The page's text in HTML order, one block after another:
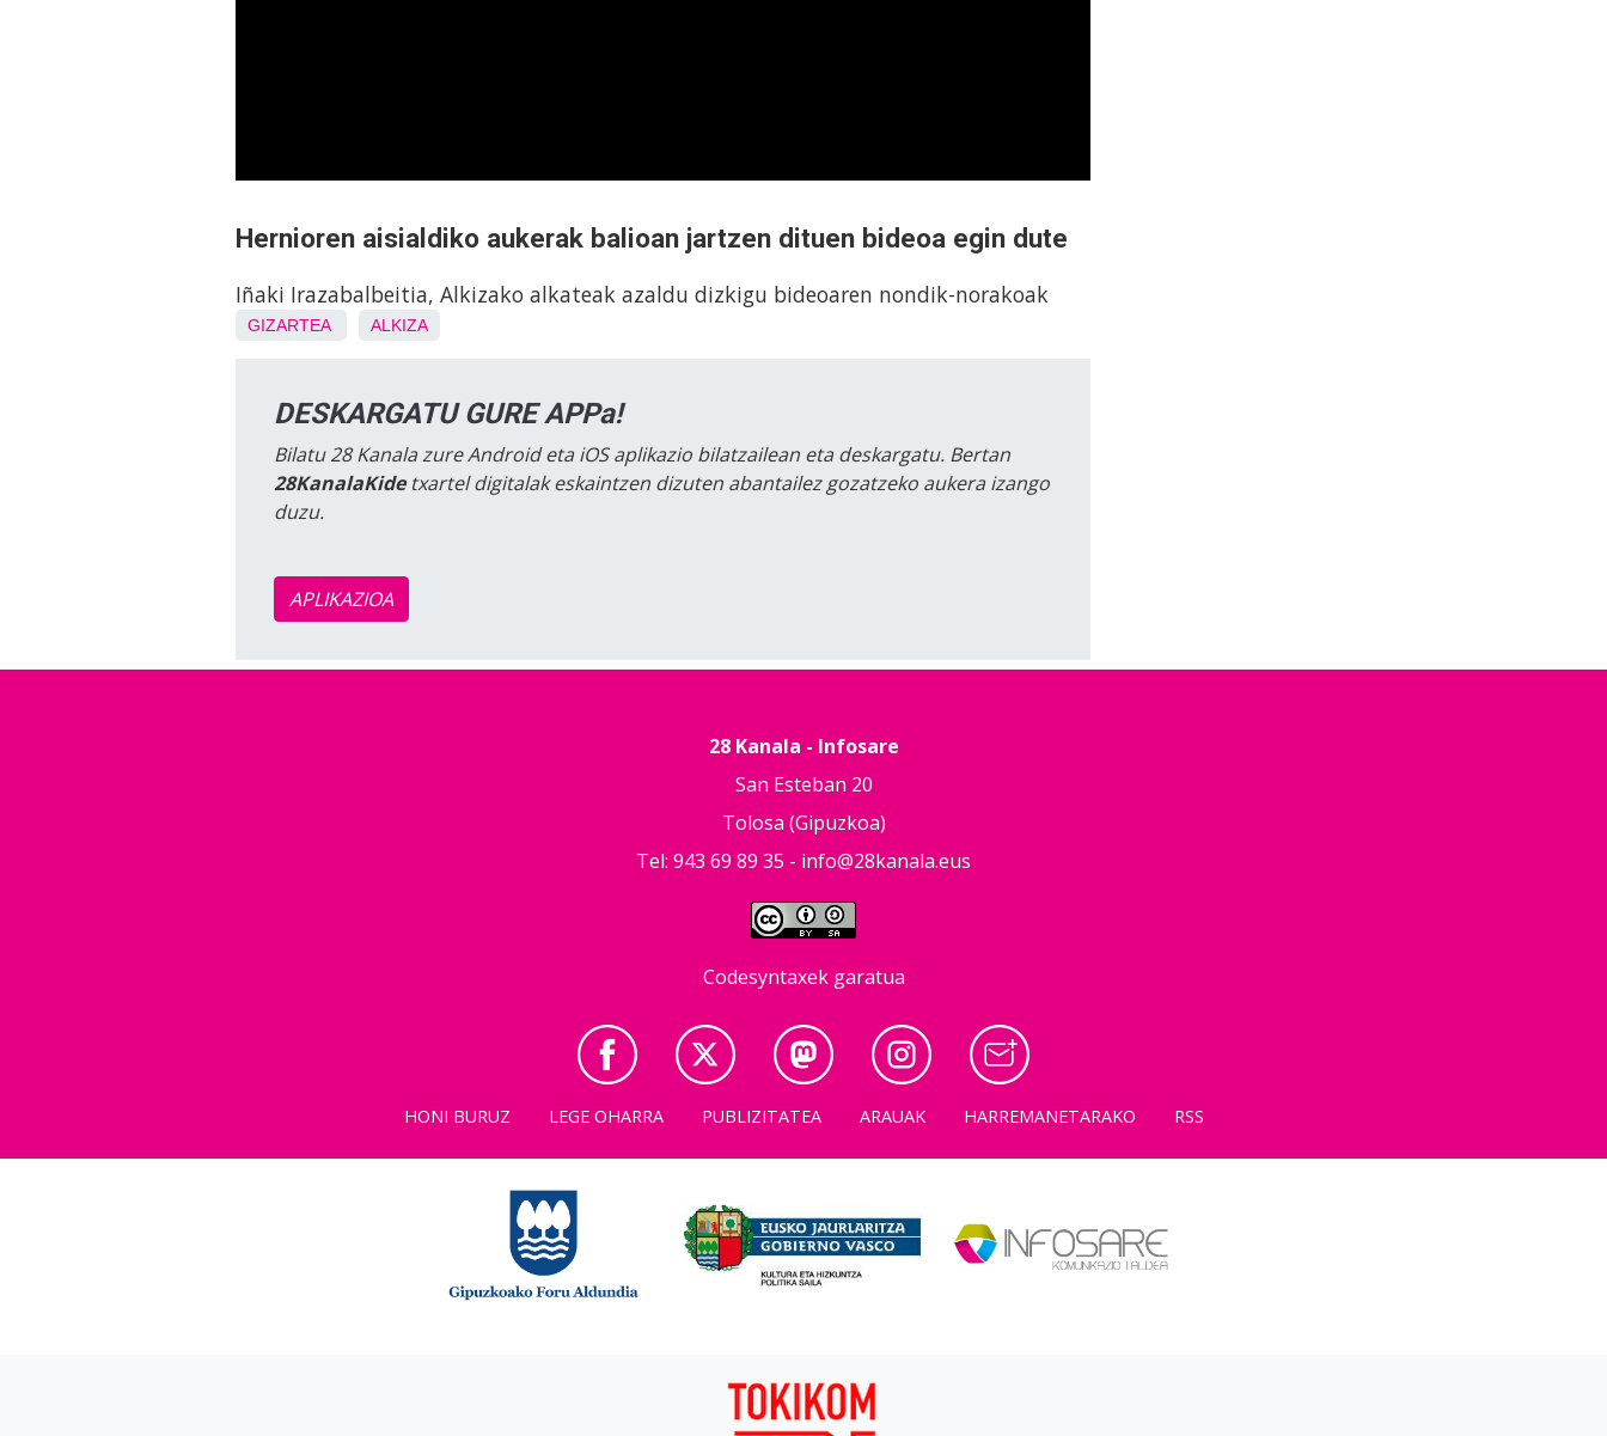
Hernioren aisialdiko aukerak balioan jartzen dituen bideoa egin dute
Iñaki Irazabalbeitia, Alkizako alkateak azaldu dizkigu bideoaren nondik-norakoak
GIZARTEA ALKIZA
DESKARGATU GURE APPa!
Bilatu 28 Kanala zure Android eta iOS aplikazio bilatzailean eta deskargatu. Bertan
28KanalaKidetxartel digitalak eskaintzen dizuten abantailez gozatzeko aukera izango
duzu.
APLIKAZIOA
28 Kanala - Infosare
San Esteban 20
Tolosa (Gipuzkoa)
Tel: 943 69 89 35 - info@28kanala.eus
Codesyntaxek garatua
HONI BURUZ LEGE OHARRA PUBLIZITATEA ARAUAK HARREMANETARAKO RSS